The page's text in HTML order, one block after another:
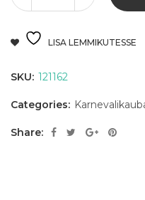
LISA LEMMIKUTESSE
SKU: 121162
Categories:
Share: